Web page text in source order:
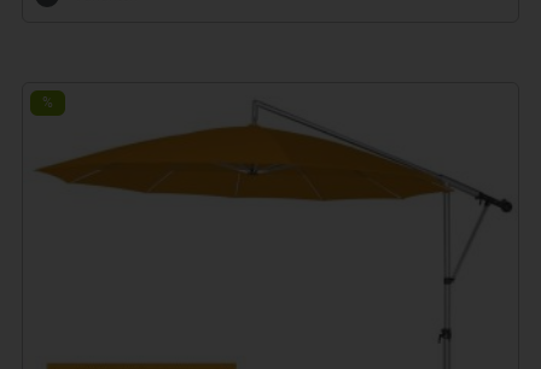
%